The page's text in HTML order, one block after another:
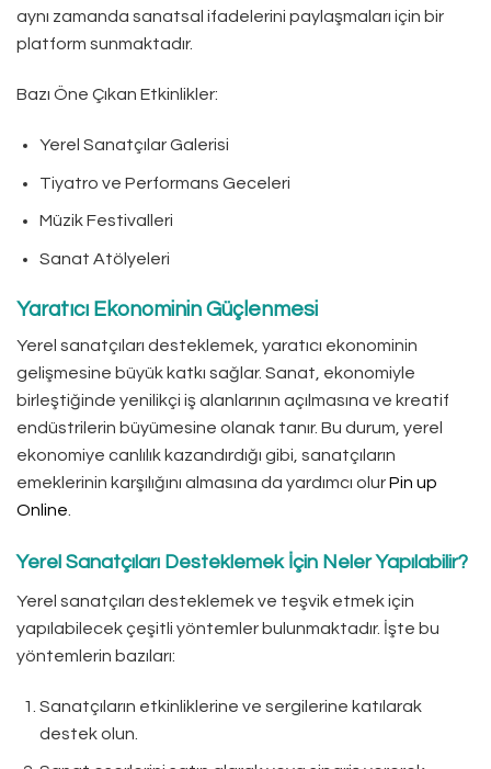
aynı zamanda sanatsal ifadelerini paylaşmaları için bir
platform sunmaktadır.
Bazı Öne Çıkan Etkinlikler:
Yerel Sanatçılar Galerisi
Tiyatro ve Performans Geceleri
Müzik Festivalleri
Sanat Atölyeleri
Yaratıcı Ekonominin Güçlenmesi
Yerel sanatçıları desteklemek, yaratıcı ekonominin
gelişmesine büyük katkı sağlar. Sanat, ekonomiyle
birleştiğinde yenilikçi iş alanlarının açılmasına ve kreatif
endüstrilerin büyümesine olanak tanır. Bu durum, yerel
ekonomiye canlılık kazandırdığı gibi, sanatçıların
emeklerinin karşılığını almasına da yardımcı olurPin up
Online
Yerel Sanatçıları Desteklemek İçin Neler Yapılabilir?
Yerel sanatçıları desteklemek ve teşvik etmek için
yapılabilecek çeşitli yöntemler bulunmaktadır. İşte bu
yöntemlerin bazıları:
Sanatçıların etkinliklerine ve sergilerine katılarak
destek olun.